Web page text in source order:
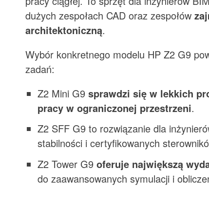
dużych zespołach CAD oraz zespołów
architektoniczną.
Wybór konkretnego modelu HP Z2 G9
zadań:
Z2 Mini G9sprawdzi się w lekkich
pracy w ograniczonej przestrzeni.
Z2 SFF G9 to rozwiązanie dla
stabilności i certyfikowanych
Z2 Tower G9 oferuje największą
do zaawansowanych symulacji i